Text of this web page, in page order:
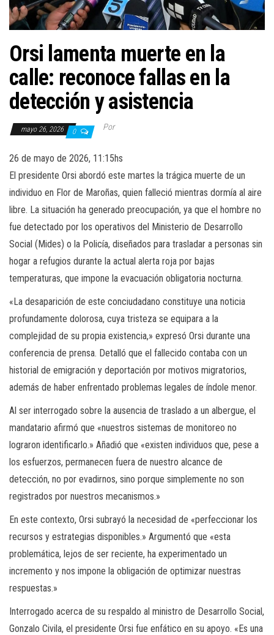
Orsi lamenta muerte en la
calle: reconoce fallas en la
detección y asistencia
mayo 26, 2026 0 Por
26 de mayo de 2026, 11:15hs
El presidente Orsi abordó este martes la trágica muerte de un
individuo en Flor de Maroñas, quien falleció mientras dormía al aire
libre. La situación ha generado preocupación, ya que el hombre no
fue detectado por los operativos del Ministerio de Desarrollo
Social (Mides) o la Policía, diseñados para trasladar a personas sin
hogar a refugios durante la actual alerta roja por bajas
temperaturas, que impone la evacuación obligatoria nocturna.
«La desaparición de este conciudadano constituye una noticia
profundamente dolorosa, cuya tristeza se equipara a la
complejidad de su propia existencia,» expresó Orsi durante una
conferencia de prensa. Detalló que el fallecido contaba con un
historial de emigración y deportación por motivos migratorios,
además de haber enfrentado problemas legales de índole menor.
Al ser interrogado sobre la ausencia de traslado a un albergue, el
mandatario afirmó que «nuestros sistemas de monitoreo no
lograron identificarlo.» Añadió que «existen individuos que, pese a
los esfuerzos, permanecen fuera de nuestro alcance de
detección, no por evadirnos, sino porque simplemente no son
registrados por nuestros mecanismos.»
En este contexto, Orsi subrayó la necesidad de «perfeccionar los
recursos y estrategias disponibles.» Argumentó que «esta
problemática, lejos de ser reciente, ha experimentado un
incremento y nos impone la obligación de optimizar nuestras
respuestas.»
Interrogado acerca de su respaldo al ministro de Desarrollo Social,
Gonzalo Civila, el presidente Orsi fue enfático en su apoyo. «Es una